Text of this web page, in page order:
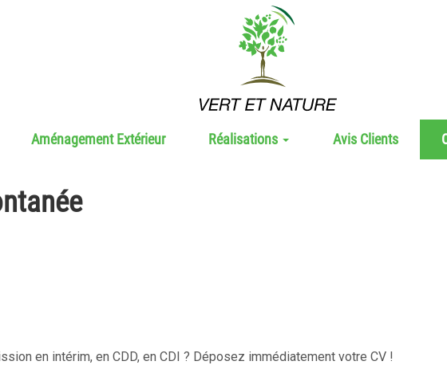
Aménagement Extérieur Réalisations Avis Clients
en intérim, en CDD, en CDI ? Déposez immédiatement votre CV !